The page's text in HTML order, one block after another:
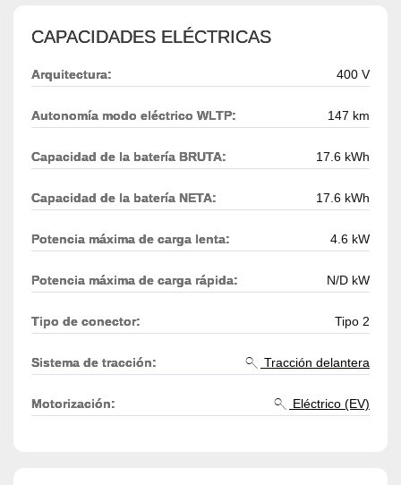
CAPACIDADES ELÉCTRICAS
Arquitectura: 400 V
Autonomía modo eléctrico WLTP: 147 km
Capacidad de la batería BRUTA: 17.6 kWh
Capacidad de la batería NETA: 17.6 kWh
Potencia máxima de carga lenta: 4.6 kW
Potencia máxima de carga rápida: N/D kW
Tipo de conector: Tipo 2
Sistema de tracción: Tracción delantera
Motorización: Eléctrico (EV)